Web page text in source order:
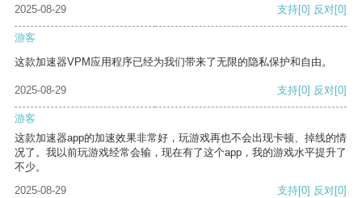
2025-08-29
支持[0] 反对[0]
游客
这款加速器VPM应用程序已经为我们带来了无限的隐私保护和自由。
2025-08-29 支持[0] 反对[0]
游客
这款加速器app的加速效果非常好，玩游戏再也不会出现卡顿、掉线的情
况了。我以前玩游戏经常会输，现在有了这个app，我的游戏水平提升了
不少。
2025-08-29
支持[0] 反对[0]